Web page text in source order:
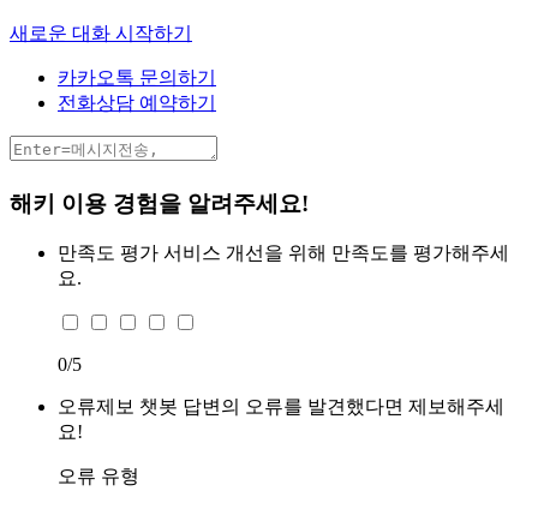
새로운 대화 시작하기
카카오톡 문의하기
전화상담 예약하기
해키 이용 경험을 알려주세요!
만족도 평가 서비스 개선을 위해 만족도를 평가해주세
요.
0/5
오류제보 챗봇 답변의 오류를 발견했다면 제보해주세
요!
오류 유형